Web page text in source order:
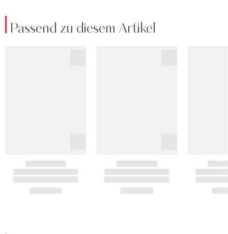
Passend zu diesem Artikel